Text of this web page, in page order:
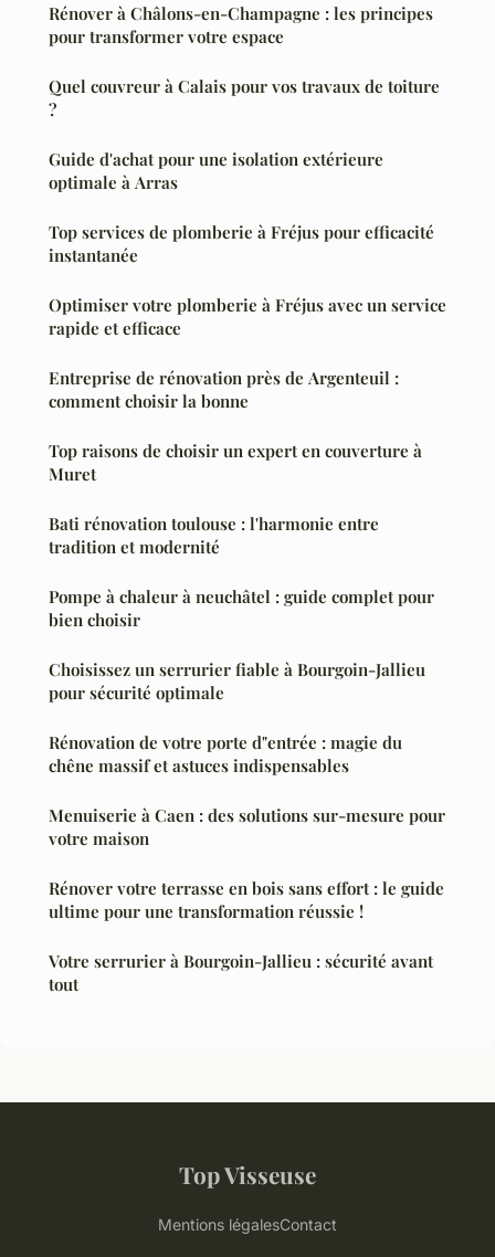
Rénover à Châlons-en-Champagne : les principes
pour transformer votre espace
Quel couvreur à Calais pour vos travaux de toiture
?
Guide d'achat pour une isolation extérieure
optimale à Arras
Top services de plomberie à Fréjus pour efficacité
instantanée
Optimiser votre plomberie à Fréjus avec un service
rapide et efficace
Entreprise de rénovation près de Argenteuil :
comment choisir la bonne
Top raisons de choisir un expert en couverture à
Muret
Bati rénovation toulouse : l'harmonie entre
tradition et modernité
Pompe à chaleur à neuchâtel : guide complet pour
bien choisir
Choisissez un serrurier fiable à Bourgoin-Jallieu
pour sécurité optimale
Rénovation de votre porte d"entrée : magie du
chêne massif et astuces indispensables
Menuiserie à Caen : des solutions sur-mesure pour
votre maison
Rénover votre terrasse en bois sans effort : le guide
ultime pour une transformation réussie !
Votre serrurier à Bourgoin-Jallieu : sécurité avant
tout
Top Visseuse
Mentions légalesContact